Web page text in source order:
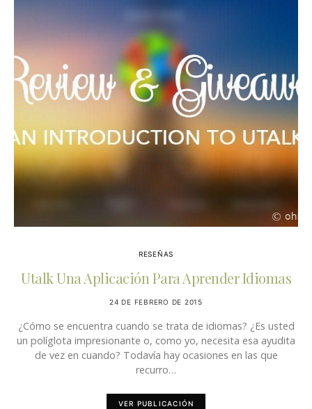
RESEÑAS
Utalk Una Aplicación Para Aprender Idiomas
24 DE FEBRERO DE 2015
¿Cómo se encuentra cuando se trata de idiomas? ¿Es usted
un políglota impresionante o, como yo, necesita esa ayudita
de vez en cuando? Todavía hay ocasiones en las que
recurro…
VER PUBLICACIÓN